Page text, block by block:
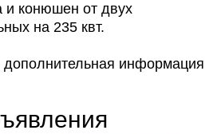
и конюшен от двух
на 235 квт.
информация